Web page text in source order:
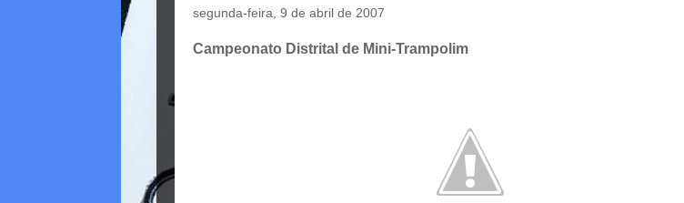
segunda-feira, 9 de abril de 2007
Campeonato Distrital de Mini-Trampolim